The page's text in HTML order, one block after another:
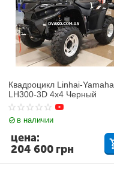
Квадроцикл Linhai-Yamaha
LH300-3D 4х4 Черный
в наличии
204 600 грн
цена: